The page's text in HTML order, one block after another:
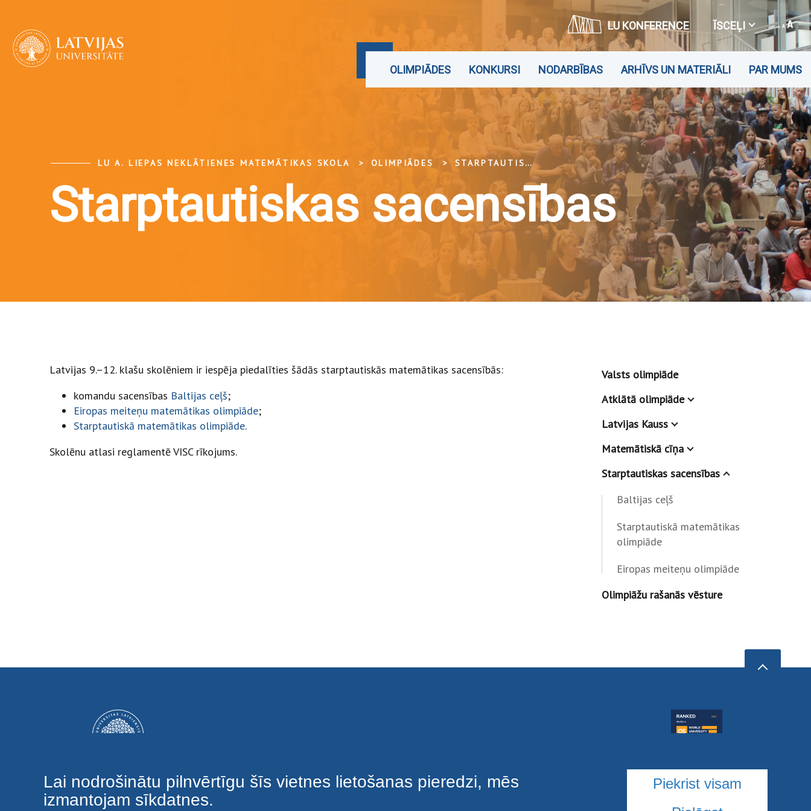
LU KONFERENCE ĪSCEĻI
OLIMPIĀDES KONKURSI NODARBĪBAS ARHĪVS UN MATERIĀLI PAR MUMS
LU A. LIEPAS NEKLĀTIENES MATEMĀTIKAS SKOLA OLIMPIĀDES STARPTAUTISKAS SACENSĪBAS
Starptautiskas sacensības
Latvijas 9.–12. klašu skolēniem ir iespēja piedalīties šādās starptautiskās matemātikas sacensībās:
komandu sacensības Baltijas ceļš;
Eiropas meiteņu matemātikas olimpiāde;
Starptautiskā matemātikas olimpiāde.
Skolēnu atlasi reglamentē VISC rīkojums.
Valsts olimpiāde
Atklātā olimpiāde
Latvijas Kauss
Matemātiskā cīņa
Starptautiskas sacensības
Baltijas ceļš
Starptautiskā matemātikas
olimpiāde
Eiropas meiteņu olimpiāde
Olimpiāžu rašanās vēsture
Lai nodrošinātu pilnvērtīgu šīs vietnes lietošanas pieredzi, mēs
izmantojam sīkdatnes.
Piekrist visam